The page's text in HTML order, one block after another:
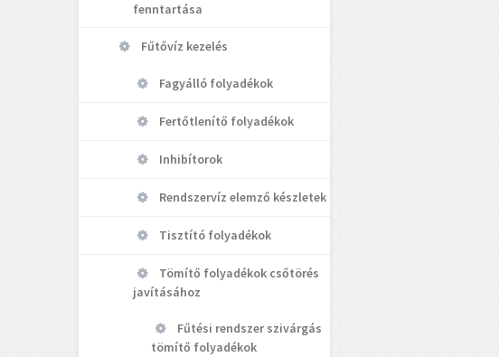
fenntartása
Fűtővíz kezelés
Fagyálló folyadékok
Fertőtlenítő folyadékok
Inhibítorok
Rendszervíz elemző készletek
Tisztító folyadékok
Tömítő folyadékok csőtörés
javításához
Fűtési rendszer szivárgás
tömítő folyadékok